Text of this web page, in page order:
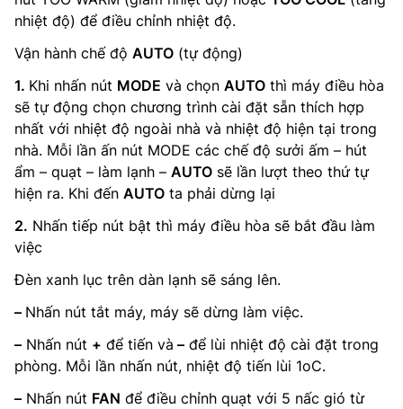
nhiệt độ) để điều chỉnh nhiệt độ.
Vận hành chế độ AUTO (tự động)
1. Khi nhấn nút MODE và chọn AUTO thì máy điều hòa
sẽ tự động chọn chương trình cài đặt sẵn thích hợp
nhất với nhiệt độ ngoài nhà và nhiệt độ hiện tại trong
nhà. Mỗi lần ấn nút MODE các chế độ sưởi ấm – hút
ẩm – quạt – làm lạnh – AUTO sẽ lần lượt theo thứ tự
hiện ra. Khi đến AUTO ta phải dừng lại
2. Nhấn tiếp nút bật thì máy điều hòa sẽ bắt đầu làm
việc
Đèn xanh lục trên dàn lạnh sẽ sáng lên.
– Nhấn nút tắt máy, máy sẽ dừng làm việc.
– Nhấn nút + để tiến và – để lùi nhiệt độ cài đặt trong
phòng. Mỗi lần nhấn nút, nhiệt độ tiến lùi 1oC.
– Nhấn nút FAN để điều chỉnh quạt với 5 nấc gió từ